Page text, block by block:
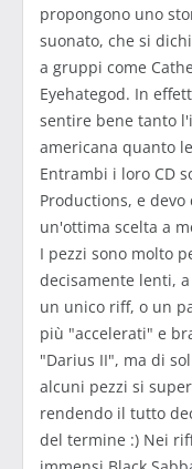
propongono uno
suonato, che si
a gruppi come
Eyehategod. In
sentire bene tanto
americana quanto
Entrambi i loro CD
Productions, e
un'ottima scelta a
I pezzi sono molto
decisamente lenti,
un unico riff, o un
più "accelerati" e
"Darius II", ma di
alcuni pezzi si
rendendo il tutto
del termine :) Nei